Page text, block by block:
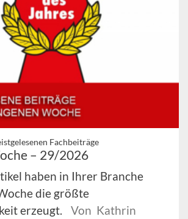
Fachbeiträge
– 29/2026
haben in Ihrer Branche
die größte
erzeugt.
Von Kathrin